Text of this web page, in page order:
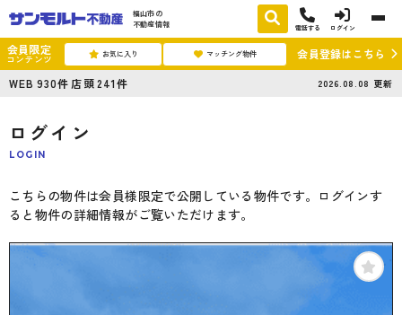
福山市の
不動産情報
電話する ログイン
会員限定
コンテンツ お気に入り マッチング物件
会員登録はこちら
WEB 930件 店頭241件 2026.08.08 更新
ログイン
LOGIN
こちらの物件は会員様限定で公開している物件です。ログインす
ると物件の詳細情報がご覧いただけます。